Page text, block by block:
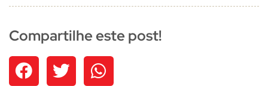
Compartilhe este post!